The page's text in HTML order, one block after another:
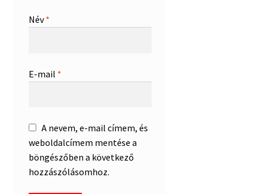
Név*
E-mail *
A nevem, e-mail címem, és
weboldalcímem mentése a
böngészőben a következő
hozzászólásomhoz.